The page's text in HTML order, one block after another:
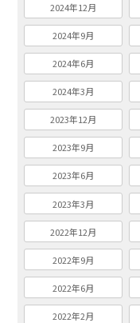
2024年12月
2024年9月
2024年6月
2024年3月
2023年12月
2023年9月
2023年6月
2023年3月
2022年12月
2022年9月
2022年6月
2022年2月